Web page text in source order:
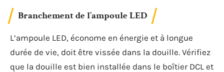
Branchement de l’ampoule LED
L’ampoule LED, économe en énergie et à longue
durée de vie, doit être vissée dans la douille. Vérifiez
que la douille est bien installée dans le boîtier DCL et